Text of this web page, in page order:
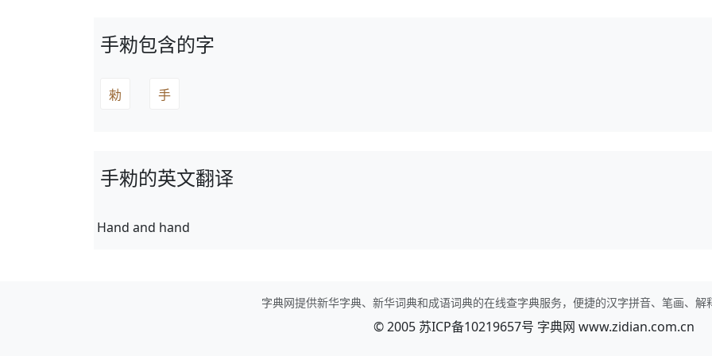
手勑包含的字
勑 手
手勑的英文翻译
Hand and hand
字典网提供新华字典、新华词典和成语词典的在线查字典服务，便捷的汉字拼音、笔画、解
© 2005 苏ICP备10219657号 字典网 www.zidian.com.cn